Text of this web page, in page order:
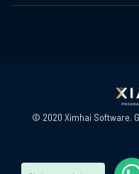
© 2020 Ximhai Software.